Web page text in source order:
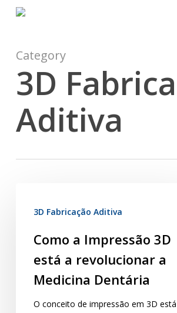
contentCategory
3D
Aditiva
3D Fabricação Aditiva
Como a Impressão 3D
está a revolucionar a
Medicina Dentária
O conceito de impressão em 3D